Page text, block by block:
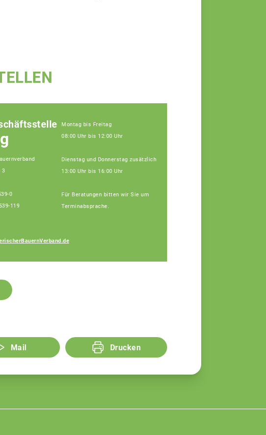
3
0
119
Montag bis Freitag
08:00 Uhr bis 12:00 Uhr
Dienstag und Donnerstag zusätzlich
13:00 Uhr bis 16:00 Uhr
Für Beratungen bitten wir Sie um
Terminabsprache.
Mail Drucken